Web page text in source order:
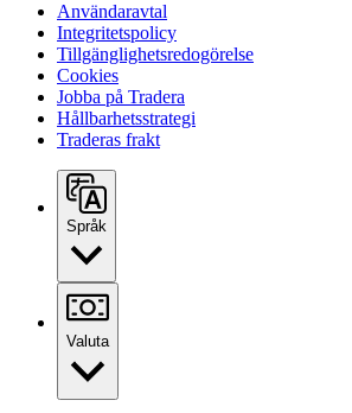
Användaravtal
Integritetspolicy
Tillgänglighetsredogörelse
Cookies
Jobba på Tradera
Hållbarhetsstrategi
Traderas frakt
Språk
Valuta